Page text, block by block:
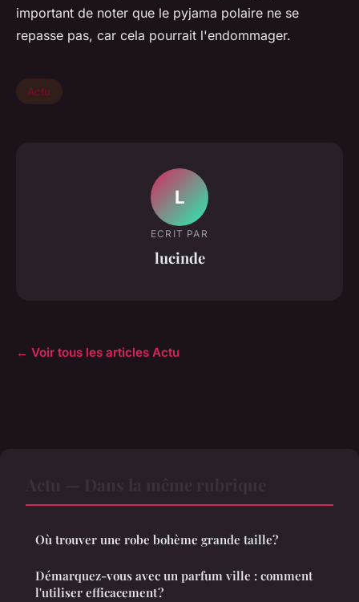
important de noter que le pyjama polaire ne se
repasse pas, car cela pourrait l'endommager.
Actu
L
ECRIT PAR
lucinde
← Voir tous les articles Actu
Où trouver une robe bohème grande taille?
Démarquez-vous avec un parfum ville : comment
l'utiliser efficacement ?